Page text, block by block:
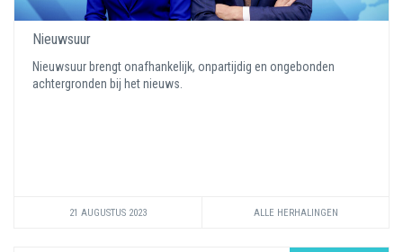
Nieuwsuur
Nieuwsuur brengt onafhankelijk, onpartijdig en ongebonden
achtergronden bij het nieuws.
21 AUGUSTUS 2023 ALLE HERHALINGEN